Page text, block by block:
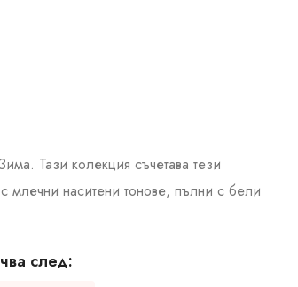
Тази колекция съчетава тези
млечни наситени тонове, пълни с бели
след: